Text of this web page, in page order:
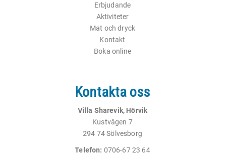
Erbjudande
Aktiviteter
Mat och dryck
Kontakt
Boka online
Kontakta oss
Villa Sharevik, Hörvik
Kustvägen 7
294 74 Sölvesborg
Telefon: 0706-67 23 64